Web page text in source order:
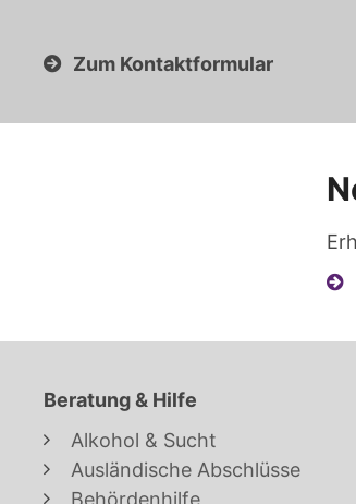
Zum Kontaktformular
Beratung & Hilfe
Alkohol & Sucht
Ausländische Abschlüsse
Behördenhilfe